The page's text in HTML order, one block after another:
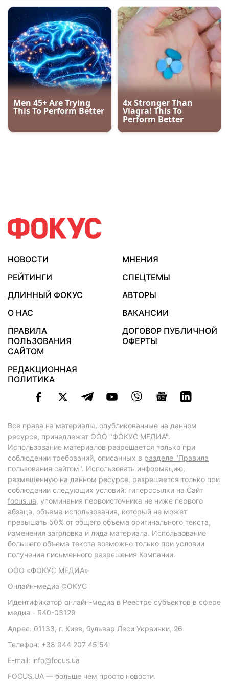
НОВОСТИ
МНЕНИЯ
РЕЙТИНГИ
СПЕЦТЕМЫ
ДЛИННЫЙ ФОКУС
АВТОРЫ
О НАС
ВАКАНСИИ
ПРАВИЛА
ПОЛЬЗОВАНИЯ
САЙТОМ
ДОГОВОР ПУБЛИЧНОЙ
ОФЕРТЫ
РЕДАКЦИОННАЯ
ПОЛИТИКА
Все права на материалы, опубликованные на данном
ресурсе, принадлежат ООО "ФОКУС МЕДИА".
Использование материалов разрешается только при
соблюдении требований, описанных в разделе "Правила
пользования сайтом". Использовать информацию,
размещенную на данном ресурсе, разрешается только при
соблюдении следующих условий: гиперссылки на Сайт
focus.ua, упоминания первоисточника не ниже первого
абзаца, объема использования, который не может
превышать 50% от общего объема оригинального текста,
изменения заголовка и лида материала. Использование
большего объема текста возможно только при условии
получения письменного разрешения Компании.
ООО «ФОКУС МЕДИА»
Онлайн-медиа ФОКУС
Идентификатор онлайн-медиа в Реестре субъектов в сфере
медиа - R40-03129
Адрес: 01133, г. Киев, бульвар Леси Украинки, 26
Телефон: +38 044 207 45 54
E-mail: info@focus.ua
FOCUS.UA — больше чем просто новости.